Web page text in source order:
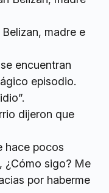
madre e
encuentran
episodio.
dijeron que
hace pocos
¿Cómo sigo? Me
por haberme